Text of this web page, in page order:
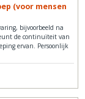
(voor mensen
bijvoorbeeld na
de continuïteit van
ervan. Persoonlijk